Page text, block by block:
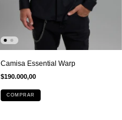
Camisa Essential Warp
$190.000,00
COMPRAR